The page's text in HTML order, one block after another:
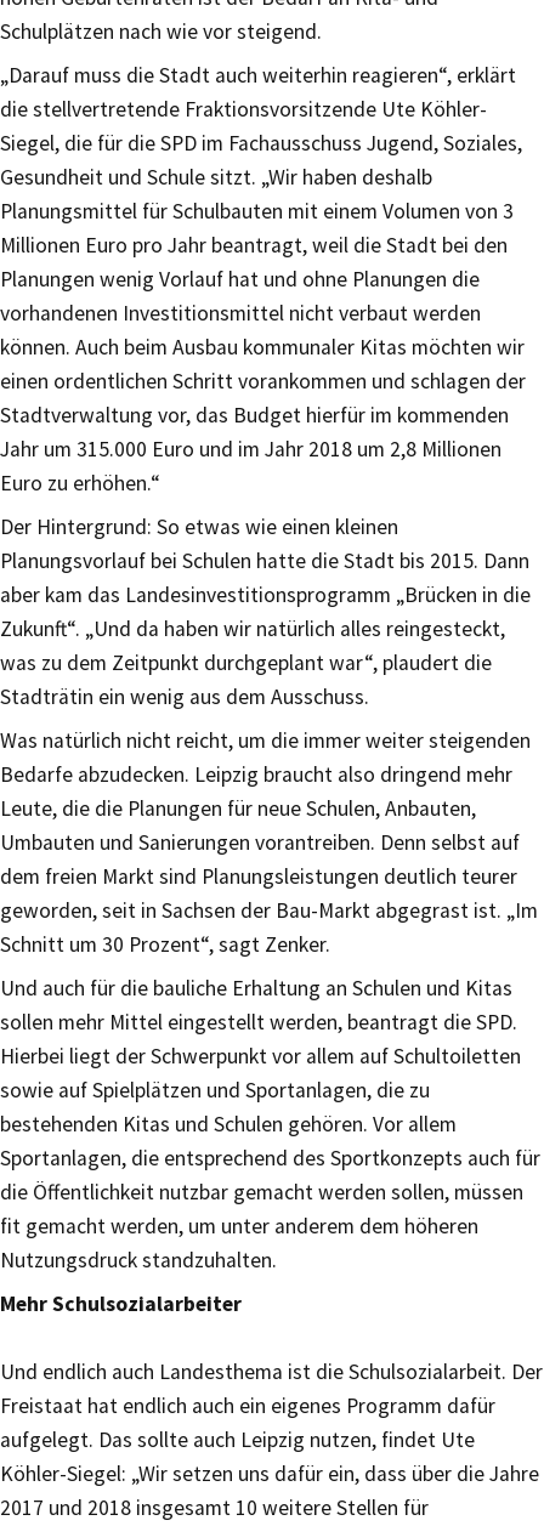
Schulplätzen nach wie vor steigend.
„Darauf muss die Stadt auch weiterhin reagieren“, erklärt
die stellvertretende Fraktionsvorsitzende Ute Köhler-
Siegel, die für die SPD im Fachausschuss Jugend, Soziales,
Gesundheit und Schule sitzt. „Wir haben deshalb
Planungsmittel für Schulbauten mit einem Volumen von 3
Millionen Euro pro Jahr beantragt, weil die Stadt bei den
Planungen wenig Vorlauf hat und ohne Planungen die
vorhandenen Investitionsmittel nicht verbaut werden
können. Auch beim Ausbau kommunaler Kitas möchten wir
einen ordentlichen Schritt vorankommen und schlagen der
Stadtverwaltung vor, das Budget hierfür im kommenden
Jahr um 315.000 Euro und im Jahr 2018 um 2,8 Millionen
Euro zu erhöhen.“
Der Hintergrund: So etwas wie einen kleinen
Planungsvorlauf bei Schulen hatte die Stadt bis 2015. Dann
aber kam das Landesinvestitionsprogramm „Brücken in die
Zukunft“. „Und da haben wir natürlich alles reingesteckt,
was zu dem Zeitpunkt durchgeplant war“, plaudert die
Stadträtin ein wenig aus dem Ausschuss.
Was natürlich nicht reicht, um die immer weiter steigenden
Bedarfe abzudecken. Leipzig braucht also dringend mehr
Leute, die die Planungen für neue Schulen, Anbauten,
Umbauten und Sanierungen vorantreiben. Denn selbst auf
dem freien Markt sind Planungsleistungen deutlich teurer
geworden, seit in Sachsen der Bau-Markt abgegrast ist. „Im
Schnitt um 30 Prozent“, sagt Zenker.
Und auch für die bauliche Erhaltung an Schulen und Kitas
sollen mehr Mittel eingestellt werden, beantragt die SPD.
Hierbei liegt der Schwerpunkt vor allem auf Schultoiletten
sowie auf Spielplätzen und Sportanlagen, die zu
bestehenden Kitas und Schulen gehören. Vor allem
Sportanlagen, die entsprechend des Sportkonzepts auch für
die Öffentlichkeit nutzbar gemacht werden sollen, müssen
fit gemacht werden, um unter anderem dem höheren
Nutzungsdruck standzuhalten.
Mehr Schulsozialarbeiter
Und endlich auch Landesthema ist die Schulsozialarbeit. Der
Freistaat hat endlich auch ein eigenes Programm dafür
aufgelegt. Das sollte auch Leipzig nutzen, findet Ute
Köhler-Siegel: „Wir setzen uns dafür ein, dass über die Jahre
2017 und 2018 insgesamt 10 weitere Stellen für